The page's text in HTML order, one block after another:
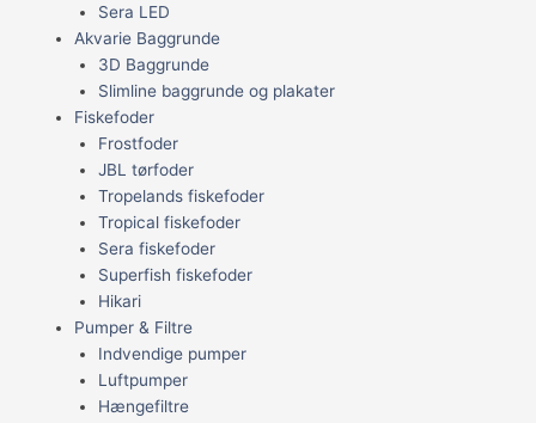
Sera LED
Akvarie Baggrunde
3D Baggrunde
Slimline baggrunde og plakater
Fiskefoder
Frostfoder
JBL tørfoder
Tropelands fiskefoder
Tropical fiskefoder
Sera fiskefoder
Superfish fiskefoder
Hikari
Pumper & Filtre
Indvendige pumper
Luftpumper
Hængefiltre